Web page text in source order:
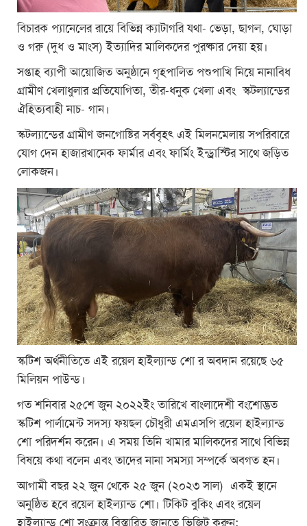
বিচারক প্যানেলের রায়ে বিভিন্ন ক্যাটাগরি যথা- ভেড়া, ছাগল, ঘোড়া
ও গরু (দুধ ও মাংস) ইত্যাদির মালিকদের পুরষ্কার দেয়া হয়।
সপ্তাহ ব্যাপী আয়োজিত অনুষ্ঠানে গৃহপালিত পশুপাখি নিয়ে নানাবিধ
গ্রামীণ খেলাধুলার প্রতিযোগিতা, তীর-ধনুক খেলা এবং স্কটল্যান্ডের
ঐহিত্যবাহী নাচ- গান।
স্কটল্যান্ডের গ্রামীণ জনগোষ্টির সর্ববৃহৎ এই মিলনমেলায় সপরিবারে
যোগ দেন হাজারখানেক ফার্মার এবং ফার্মিং ইন্ড্রাস্টির সাথে জড়িত
লোকজন।
স্কটিশ অর্থনীতিতে এই রয়েল হাইল্যান্ড শো র অবদান রয়েছে ৬৫
মিলিয়ন পাউন্ড।
গত শনিবার ২৫শে জুন ২০২২ইং তারিখে বাংলাদেশী বংশোদ্ভত
স্কটিশ পার্লামেন্ট সদস্য ফয়ছল চৌধুরী এমএসপি রয়েল হাইল্যান্ড
শো পরিদর্শন করেন। এ সময় তিনি খামার মালিকদের সাথে বিভিন্ন
বিষয়ে কথা বলেন এবং তাদের নানা সমস্যা সম্পর্কে অবগত হন।
আগামী বছর ২২ জুন থেকে ২৫ জুন (২০২৩ সাল) একই স্থানে
অনুষ্ঠিত হবে রয়েল হাইল্যান্ড শো। টিকিট বুকিং এবং রয়েল